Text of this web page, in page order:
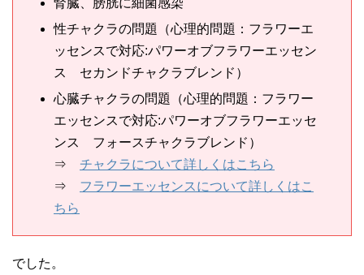
性チャクラの問題（心理的問題：フラワーエ
ッセンスで対応:パワーオブフラワーエッセン
ス セカンドチャクラブレンド）
心臓チャクラの問題（心理的問題：フラワー
エッセンスで対応:パワーオブフラワーエッセ
ンス フォースチャクラブレンド）
⇒ チャクラについて詳しくはこちら
⇒ フラワーエッセンスについて詳しくはこ
ちら
でした。